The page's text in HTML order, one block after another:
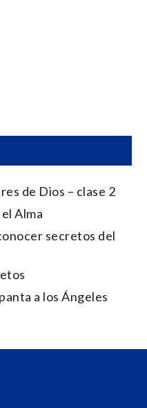
de Dios – clase 2
Alma
secretos del
a los Ángeles